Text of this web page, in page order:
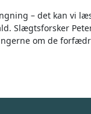
– det kan vi
Slægtsforsker
om de